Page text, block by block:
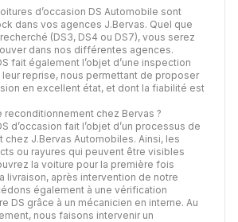
d’occasion DS Automobile sont
dans vos agences J.Bervas. Quel que
(DS3, DS4 ou DS7), vous serez
dans nos différentes agences.
fait également l’objet d’une inspection
reprise, nous permettant de proposer
en excellent état, et dont la fiabilité est
reconditionnement chez Bervas ?
d’occasion fait l’objet d’un processus de
chez J.Bervas Automobiles. Ainsi, les
ou rayures qui peuvent être visibles
la voiture pour la première fois
livraison, après intervention de notre
également à une vérification
DS grâce à un mécanicien en interne. Au
nous faisons intervenir un